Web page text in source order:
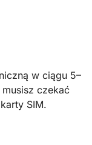
w ciągu 5–
czekać
SIM.